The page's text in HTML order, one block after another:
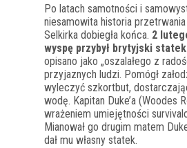
Po latach samotności i
niesamowita historia
Selkirka dobiegła końca. 2
wyspę przybył brytyjski
opisano jako „oszalałego z
przyjaznych ludzi. Pomógł
wyleczyć szkortbut,
wodę. Kapitan Duke’a (Woodes
wrażeniem umiejętności
Mianował go drugim matem
dał mu własny statek.